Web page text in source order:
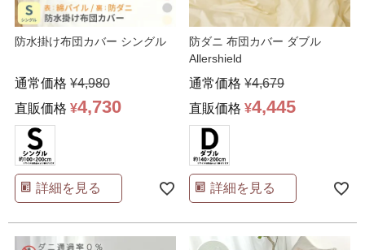
防水掛け布団カバー シングル
通常価格 ¥4,980
直販価格 ¥4,730
詳細を見る
防ダニ 布団カバー ダブル
Allershield
通常価格 ¥4,679
直販価格 ¥4,445
詳細を見る